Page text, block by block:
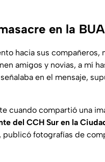
en la
hacia sus compañeros,
amigos y novias, a mí
en el mensaje,
cuando compartió una
del CCH Sur en la
fotografías de